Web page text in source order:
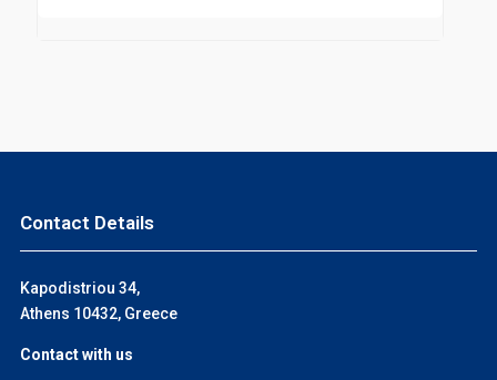
Contact Details
Kapodistriou 34,
Athens 10432, Greece
Contact with us